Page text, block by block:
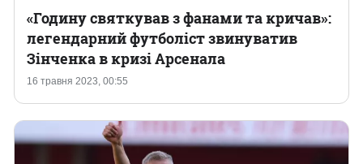
16 травня 2023, 00:55
«Годину святкував з фанами та кричав»:
легендарний футболіст звинуватив
Зінченка в кризі Арсенала